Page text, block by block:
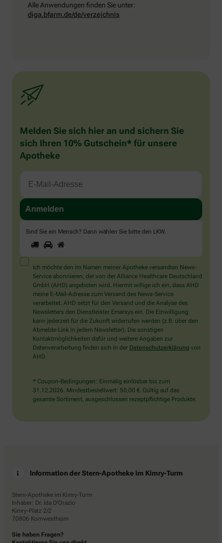
Alle Anwendungen finden Sie unter:
diga.bfarm.de/de/verzeichnis
Melden Sie sich hier an und sichern Sie
sich Ihren 10% Gutschein* für unsere
Apotheke
Sind Sie ein Mensch? Dann wählen Sie bitte den LKW
Sie
ein
Mensch?
Dann
wählen
Sie
bitte
den
LKW.
1 2
Ich möchte den im Namen meiner Apotheke versandten News-
Service abonnieren, der von der Alliance Healthcare Deutschland
GmbH (AHD) angeboten wird. Hiermit willige ich ein, dass AHD
meine E-Mail-Adresse zum Versand des News-Service
verarbeitet. AHD setzt für den Versand und die Analyse des
Newsletters den Dienstleister Emarsys ein. Die Einwilligung
kann jederzeit für die Zukunft widerrufen werden (z.B. über den
Abmelde-Link in jedem Newsletter). Die sonstigen
Kontaktmöglichkeiten dafür und weitere Angaben zur
Datenverarbeitung finden sich in der Datenschutzerklärung von
AHD.
* Coupon-Bedingungen: Einmalig einlösbar bis zum
31.12.2026. Mindestbestellwert: 50,00 €. Gültig auf das
gesamte Sortiment, ausgeschlossen rezeptpflichtige Produkte.
Information der Stern-Apotheke im Kimry-Turm
Stern-Apotheke im Kimry-Turm
Inhaber: Dr. Ida D'Orazio
Kimry-Platz 2/2
70806 Kornwestheim
Sie haben Fragen?